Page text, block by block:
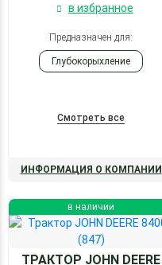
в избранное
Предназначен для:
Глубокорыхление
Смотреть все
ИНФОРМАЦИЯ О КОМПАНИИ
в наличии
ТРАКТОР JOHN DEERE